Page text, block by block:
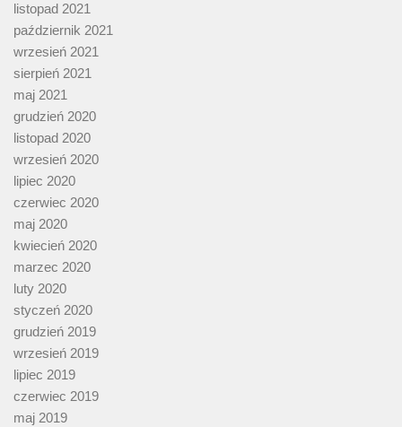
listopad 2021
październik 2021
wrzesień 2021
sierpień 2021
maj 2021
grudzień 2020
listopad 2020
wrzesień 2020
lipiec 2020
czerwiec 2020
maj 2020
kwiecień 2020
marzec 2020
luty 2020
styczeń 2020
grudzień 2019
wrzesień 2019
lipiec 2019
czerwiec 2019
maj 2019